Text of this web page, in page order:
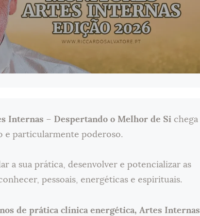
Internas – Despertando o Melhor de Si chega
e particularmente poderoso.
a sua prática, desenvolver e potencializar as
pessoais, energéticas e espirituais.
de prática clínica energética, Artes Internas